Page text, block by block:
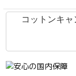
コットンキ